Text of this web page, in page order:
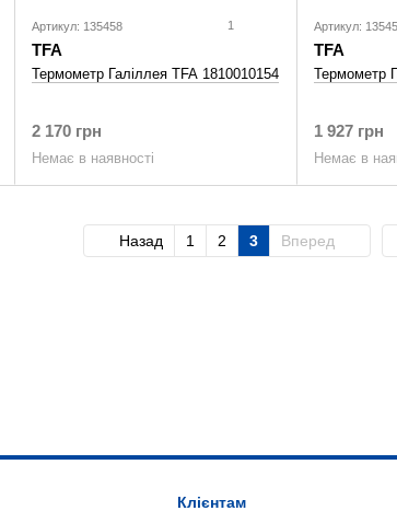
Артикул: 135458 1
TFA
Термометр Галiллея TFA 1810010154
2 170 грн
Немає в наявності
Артикул:
TFA
Термометр
1 927 грн
Немає в
Назад 1 2 3 Вперед
Клієнтам